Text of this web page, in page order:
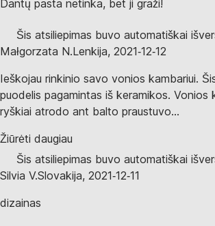
Dantų pasta netinka, bet ji graži!
Šis atsiliepimas buvo automatiškai
Małgorzata N.Lenkija, 2021‑12‑12
Ieškojau rinkinio savo vonios kambariui.
puodelis pagamintas iš keramikos. Vonios
ryškiai atrodo ant balto praustuvo...
Žiūrėti daugiau
Šis atsiliepimas buvo automatiškai
Silvia V.Slovakija, 2021‑12‑11
dizainas